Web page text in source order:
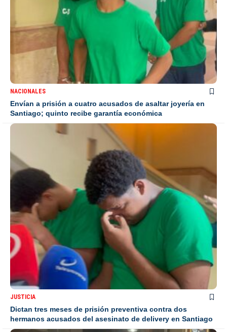
NACIONALES
Envían a prisión a cuatro acusados de asaltar joyería en
Santiago; quinto recibe garantía económica
JUSTICIA
Dictan tres meses de prisión preventiva contra dos
hermanos acusados del asesinato de delivery en Santiago